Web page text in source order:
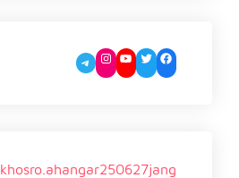
Facebook
Twitter
YouTube
Instagram
Telegram
khosro.ahangar250627jang